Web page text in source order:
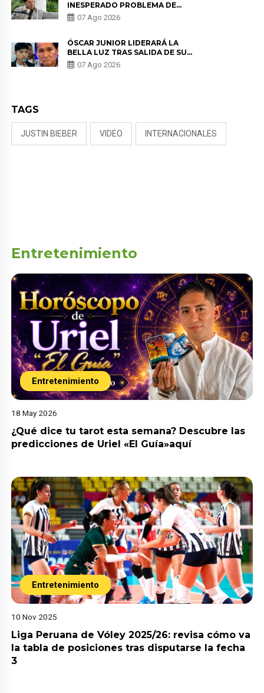
INESPERADO PROBLEMA DE
SALUD ANTES DE SEPARARSE DE
KORINA: “ME ENCONTRARON UN
07 Ago 2026
ÓSCAR JUNIOR LIDERARÁ LA
BELLA LUZ TRAS SALIDA DE SU
PADRE POR POLÉMICA CON
NALDY SALDAÑA
07 Ago 2026
TAGS
JUSTIN BIEBER VIDEO INTERNACIONALES
Entretenimiento
Entretenimiento
18 May 2026
¿Qué dice tu tarot esta semana? Descubre las
predicciones de Uriel «El Guía»aquí
Entretenimiento
10 Nov 2025
Liga Peruana de Vóley 2025/26: revisa cómo va
la tabla de posiciones tras disputarse la fecha
3